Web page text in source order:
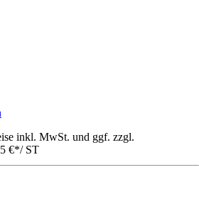
inkl. MwSt. und ggf. zzgl.
€*/ ST